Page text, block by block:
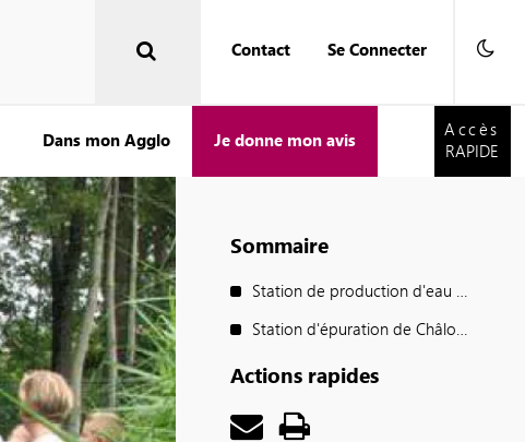
Contact Se Connecter
Accès
Dans mon Agglo Je donne mon avis
Accès
RAPIDE
Sommaire
Station de production d'eau potable de Châlons-en-Champagne
Station d'épuration de Châlons-en-Champagne
Actions rapides